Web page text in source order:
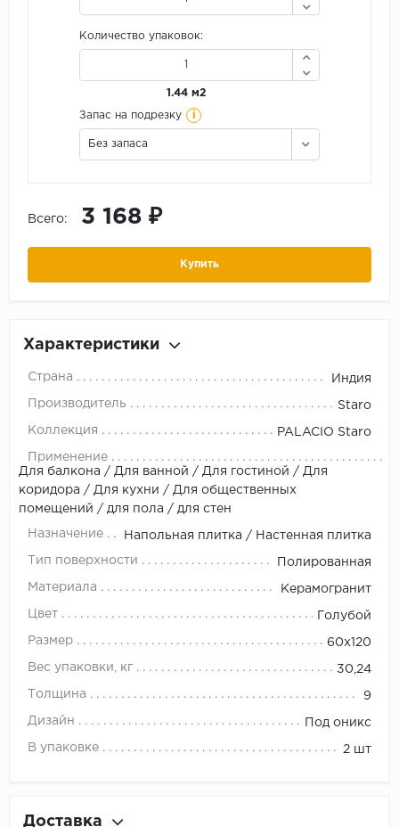
Количество упаковок:
1.44 м2
Запас на подрезку i
Без запаса
Всего: 3 168 ₽
Купить
Характеристики
Страна Индия
Производитель Staro
Коллекция PALACIO Staro
Применение
Для балкона / Для ванной / Для гостиной / Для
коридора / Для кухни / Для общественных
помещений / для пола / для стен
Назначение Напольная плитка / Настенная плитка
Тип поверхности Полированная
Материала Керамогранит
Цвет Голубой
Размер 60x120
Вес упаковки, кг 30,24
Толщина 9
Дизайн Под оникс
В упаковке 2 шт
Доставка